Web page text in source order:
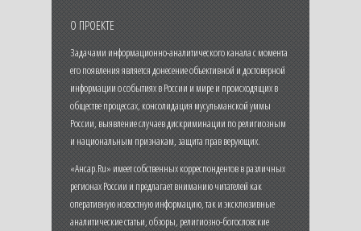
О ПРОЕКТЕ
Задачами информационно-аналитического канала с момента
его появления является донесение объективной и достоверной
информации о событиях в России и мире и происходящих в
обществе процессах, консолидация мусульманской уммы
России, выявление случаев дискриминации по религиозным
и национальным признакам, защита прав верующих.
«Ансар.Ru» имеет собственных корреспондентов в различных
регионах России и предлагает вниманию читателей как
оперативную новостную информацию, так и эксклюзивные
аналитические статьи, обзоры, религиозно-богословские